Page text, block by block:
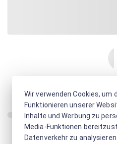
Wir verwenden Cookies, um
Funktionieren unserer
Inhalte und Werbung zu
Media-Funktionen
Datenverkehr zu